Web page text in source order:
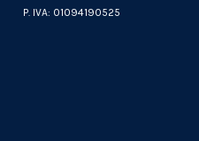
P. IVA: 01094190525